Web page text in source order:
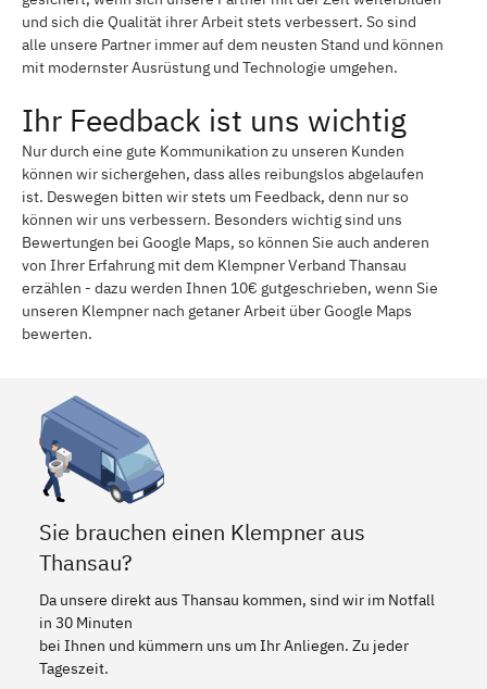
und sich die Qualität ihrer Arbeit stets verbessert. So sind
alle unsere Partner immer auf dem neusten Stand und können
mit modernster Ausrüstung und Technologie umgehen.
Ihr Feedback ist uns wichtig
Nur durch eine gute Kommunikation zu unseren Kunden
können wir sichergehen, dass alles reibungslos abgelaufen
ist. Deswegen bitten wir stets um Feedback, denn nur so
können wir uns verbessern. Besonders wichtig sind uns
Bewertungen bei Google Maps, so können Sie auch anderen
von Ihrer Erfahrung mit dem Klempner Verband Thansau
erzählen - dazu werden Ihnen 10€ gutgeschrieben, wenn Sie
unseren Klempner nach getaner Arbeit über Google Maps
bewerten.
Sie brauchen einen Klempner aus
Thansau?
Da unsere direkt aus Thansau kommen, sind wir im Notfall
in 30 Minuten
bei Ihnen und kümmern uns um Ihr Anliegen. Zu jeder
Tageszeit.